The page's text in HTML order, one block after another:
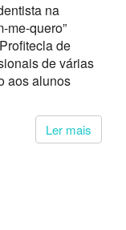
na
me-quero”
de
de várias
aos alunos
Ler mais